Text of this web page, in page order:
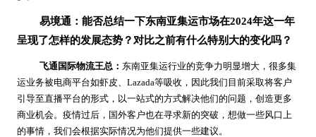
易境通：能否总结一下东南亚集运市场在2024年这一年
呈现了怎样的发展态势？对比之前有什么特别大的变化吗？
飞通国际物流王总： 东南亚集运行业的竞争力明显增大，很多集
运业务被电商平台如虾皮、Lazada等吸收，因此我们目前采取将客户
引导至直播平台的形式，以一站式的方式解决他们的问题，创造更多
商业机会。疫情过后，国外客户也在寻求新的突破，想做一些风口上
的事情，我们会根据实际情况为他们提供一些建议。